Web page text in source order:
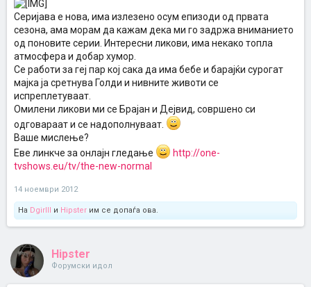
Серијава е нова, има излезено осум епизоди од првата
сезона, ама морам да кажам дека ми го задржа вниманието
од поновите серии. Интересни ликови, има некако топла
атмосфера и добар хумор.
Се работи за геј пар кој сака да има бебе и барајќи сурогат
мајка ја сретнува Голди и нивните животи се
испреплетуваат.
Омилени ликови ми се Брајан и Дејвид, совршено си
одговараат и се надополнуваат.
Ваше мислење?
Еве линкче за онлајн гледање
http://one-
tvshows.eu/tv/the-new-normal
14 ноември 2012
На Dgirlll и Hipster им се допаѓа ова.
Hipster
Форумски идол